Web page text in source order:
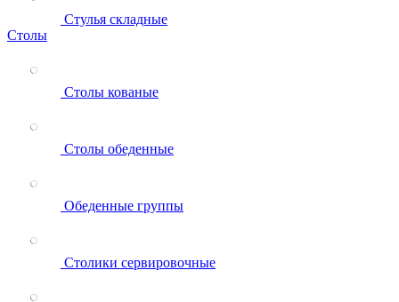
Стулья складные
Столы
Столы кованые
Столы обеденные
Обеденные группы
Столики сервировочные